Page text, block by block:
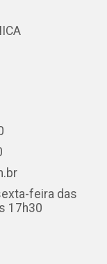
feira das
17h30